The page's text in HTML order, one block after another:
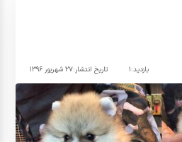
تاریخ انتشار:۲۷ شهریور ۱۳۹۶ بازدید:۱